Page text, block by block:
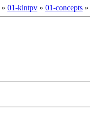
» 01-kintpv » 01-concepts »